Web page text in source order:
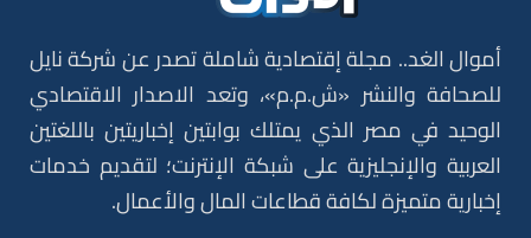
أموال الغد.. مجلة إقتصادية شاملة تصدر عن شركة نايل
للصحافة والنشر «ش.م.م»، وتعد الاصدار الاقتصادي
الوحيد في مصر الذي يمتلك بوابتين إخباريتين باللغتين
العربية والإنجليزية على شبكة الإنترنت؛ لتقديم خدمات
إخبارية متميزة لكافة قطاعات المال والأعمال.